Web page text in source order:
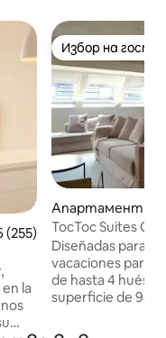
оценка: 4,86 от 5,
(255)
la
Избор на
Избор на
Апартамент с
не – Лас Палмас
анария
TocToc Suites
с 2 спални...
Diseñadas para
vacaciones para
de hasta 4
superficie de
cama doble y